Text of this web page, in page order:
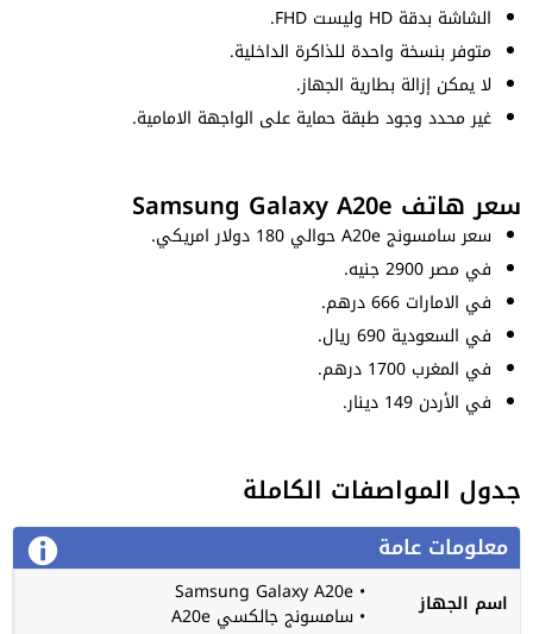
الشاشة بدقة HD وليست FHD.
متوفر بنسخة واحدة للذاكرة الداخلية.
لا يمكن إزالة بطارية الجهاز.
غير محدد وجود طبقة حماية على الواجهة الامامية.
سعر هاتف Samsung Galaxy A20e
سعر سامسونج A20e حوالي 180 دولار امريكي.
في مصر 2900 جنيه.
في الامارات 666 درهم.
في السعودية 690 ريال.
في المغرب 1700 درهم.
في الأردن 149 دينار.
جدول المواصفات الكاملة
معلومات عامة
اسم الجهاز • Samsung Galaxy A20e
• سامسونج جالكسي A20e